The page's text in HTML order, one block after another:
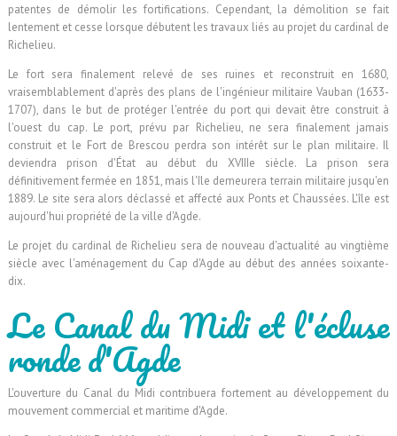
patentes de démolir les fortifications. Cependant, la démolition se fait
lentement et cesse lorsque débutent les travaux liés au projet du cardinal de
Richelieu.
Le fort sera finalement relevé de ses ruines et reconstruit en 1680,
vraisemblablement d'après des plans de l'ingénieur militaire Vauban (1633-
1707), dans le but de protéger l'entrée du port qui devait être construit à
l'ouest du cap. Le port, prévu par Richelieu, ne sera finalement jamais
construit et le Fort de Brescou perdra son intérêt sur le plan militaire. Il
deviendra prison d'État au début du XVIIIe siècle. La prison sera
définitivement fermée en 1851, mais l'île demeurera terrain militaire jusqu'en
1889. Le site sera alors déclassé et affecté aux Ponts et Chaussées. L'île est
aujourd'hui propriété de la ville d'Agde.
Le projet du cardinal de Richelieu sera de nouveau d'actualité au vingtième
siècle avec l'aménagement du Cap d'Agde au début des années soixante-
dix.
Le Canal du Midi et l'écluse
ronde d'Agde
L'ouverture du Canal du Midi contribuera fortement au développement du
mouvement commercial et maritime d'Agde.